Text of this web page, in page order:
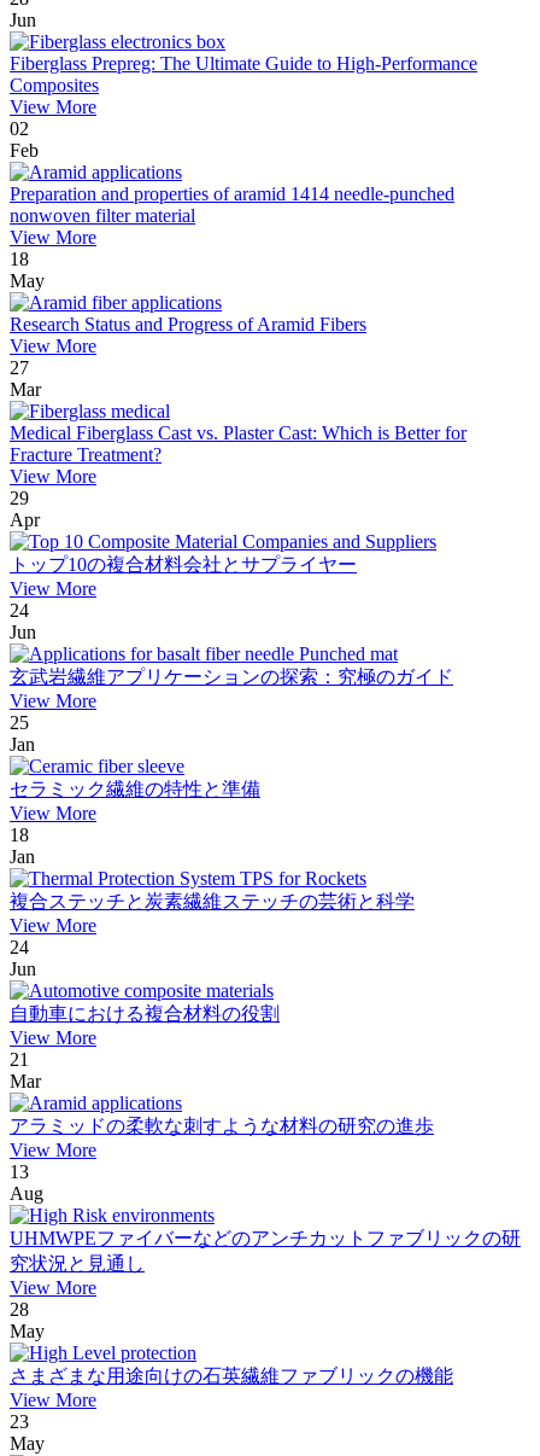
Jun
Fiberglass Prepreg: The Ultimate Guide to High-Performance
Composites
View More
02
Feb
Preparation and properties of aramid 1414 needle-punched
nonwoven filter material
View More
18
May
Research Status and Progress of Aramid Fibers
View More
27
Mar
Medical Fiberglass Cast vs. Plaster Cast: Which is Better for
Fracture Treatment?
View More
29
Apr
トップ10の複合材料会社とサプライヤー
View More
24
Jun
玄武岩繊維アプリケーションの探索：究極のガイド
View More
25
Jan
セラミック繊維の特性と準備
View More
18
Jan
複合ステッチと炭素繊維ステッチの芸術と科学
View More
24
Jun
自動車における複合材料の役割
View More
21
Mar
アラミッドの柔軟な刺すような材料の研究の進歩
View More
13
Aug
UHMWPEファイバーなどのアンチカットファブリックの研
究状況と見通し
View More
28
May
さまざまな用途向けの石英繊維ファブリックの機能
View More
23
May